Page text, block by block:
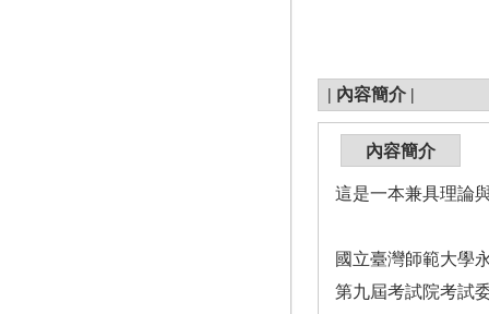
| 內容簡介 |
內容簡介
這是一本兼具理論
國立臺灣師範大學
第九屆考試院考試